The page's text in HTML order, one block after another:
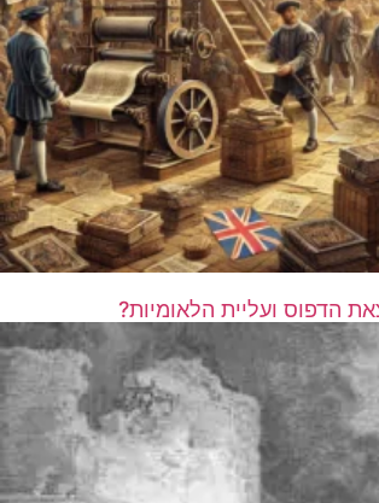
הדפוס ועליית הלאומיות?